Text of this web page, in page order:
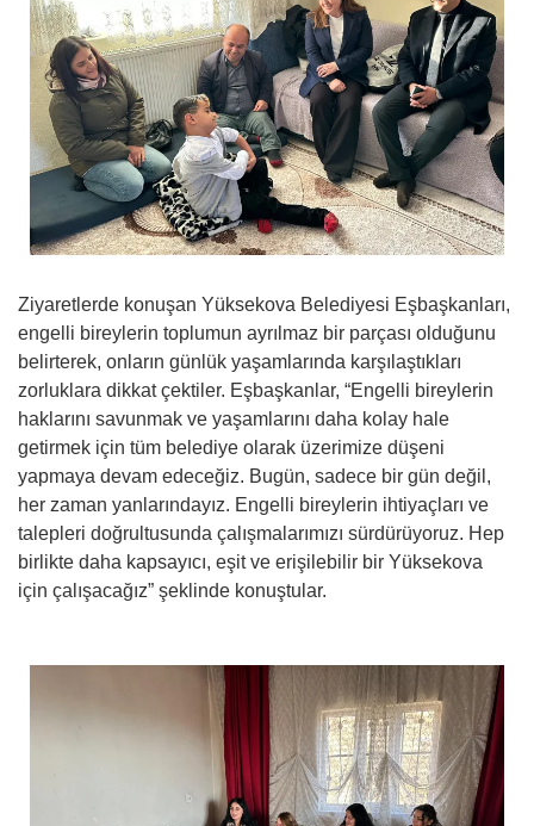
Ziyaretlerde konuşan Yüksekova Belediyesi Eşbaşkanları,
engelli bireylerin toplumun ayrılmaz bir parçası olduğunu
belirterek, onların günlük yaşamlarında karşılaştıkları
zorluklara dikkat çektiler. Eşbaşkanlar, “Engelli bireylerin
haklarını savunmak ve yaşamlarını daha kolay hale
getirmek için tüm belediye olarak üzerimize düşeni
yapmaya devam edeceğiz. Bugün, sadece bir gün değil,
her zaman yanlarındayız. Engelli bireylerin ihtiyaçları ve
talepleri doğrultusunda çalışmalarımızı sürdürüyoruz. Hep
birlikte daha kapsayıcı, eşit ve erişilebilir bir Yüksekova
için çalışacağız” şeklinde konuştular.